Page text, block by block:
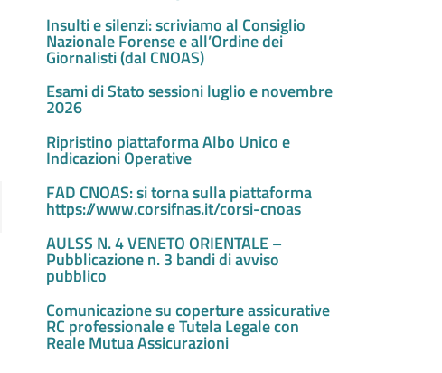
Insulti e silenzi: scriviamo al Consiglio
Nazionale Forense e all’Ordine dei
Giornalisti (dal CNOAS)
Esami di Stato sessioni luglio e novembre
2026
Ripristino piattaforma Albo Unico e
Indicazioni Operative
FAD CNOAS: si torna sulla piattaforma
https://www.corsifnas.it/corsi-cnoas
AULSS N. 4 VENETO ORIENTALE –
Pubblicazione n. 3 bandi di avviso
pubblico
Comunicazione su coperture assicurative
RC professionale e Tutela Legale con
Reale Mutua Assicurazioni